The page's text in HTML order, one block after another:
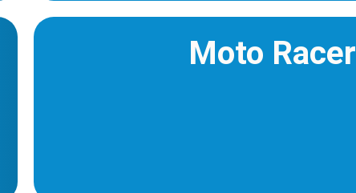
Moto Racer